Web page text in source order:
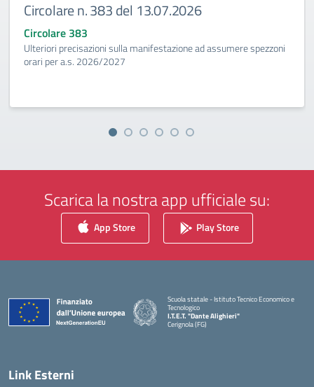
Circolare n. 383 del 13.07.2026
Circolare 383
Ulteriori precisazioni sulla manifestazione ad assumere spezzoni
orari per a.s. 2026/2027
Scarica la nostra app ufficiale su:
App Store Play Store
Scuola statale - Istituto Tecnico Economico e
Tecnologico
I.T.E.T. "Dante Alighieri"
Cerignola (FG)
— Visita la pagina iniziale della scuola
Link Esterni